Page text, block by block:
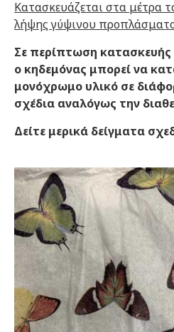
Κατασκευάζεται στα μέτρα
λήψης γύψινου
Σε περίπτωση
ο κηδεμόνας μπορεί να
μονόχρωμο υλικό σε
σχέδια αναλόγως την
Δείτε μερικά δείγματα